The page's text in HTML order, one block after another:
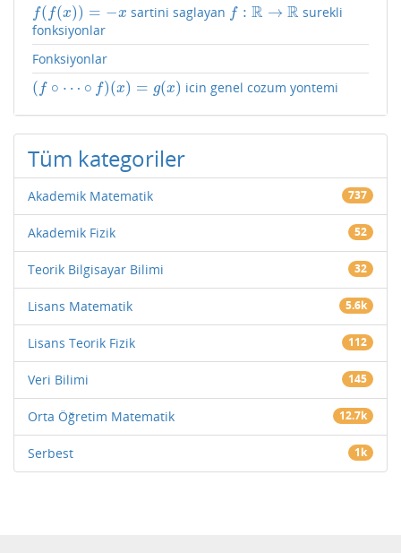
f( f(x)) = −x
f(f( x))=−x sartini saglayan f : R → R
f:R→R
surekli
fonksiyonlar
Fonksiyonlar
( f ∘ ⋯ ∘ f)(x) = g(x)
(f ∘ ⋯ ∘ f ( x)= g(x) icin genel cozum yontemi
Tüm kategoriler
Akademik Matematik 737
Akademik Fizik 52
Teorik Bilgisayar Bilimi 32
Lisans Matematik 5.6k
Lisans Teorik Fizik 112
Veri Bilimi 145
Orta Öğretim Matematik 12.7k
Serbest 1k